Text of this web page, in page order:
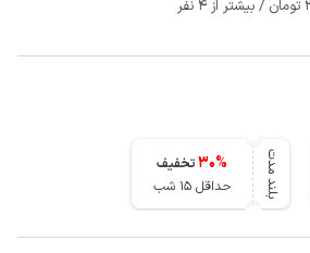
بلند مدت 30%
تخفیف
حداقل 15 شب